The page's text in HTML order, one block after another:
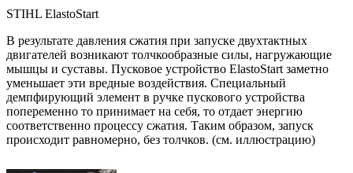
STIHL ElastoStart
В результате давления сжатия при запуске двухтактных
двигателей возникают толчкообразные силы, нагружающие
мышцы и суставы. Пусковое устройство ElastoStart заметно
уменьшает эти вредные воздействия. Специальный
демпфирующий элемент в ручке пускового устройства
попеременно то принимает на себя, то отдает энергию
соответственно процессу сжатия. Таким образом, запуск
происходит равномерно, без толчков. (см. иллюстрацию)